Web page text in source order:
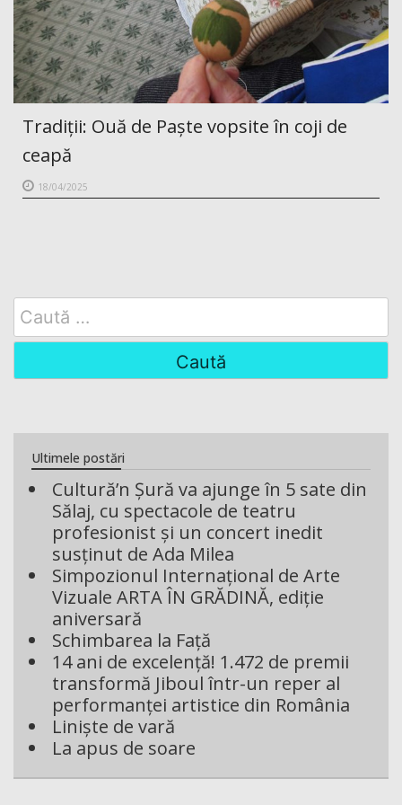
Tradiții: Ouă de Paște vopsite în coji de
ceapă
18/04/2025
Search
for:
Ultimele postări
Cultură’n Șură va ajunge în 5 sate din
Sălaj, cu spectacole de teatru
profesionist și un concert inedit
susținut de Ada Milea
Simpozionul Internațional de Arte
Vizuale ARTA ÎN GRĂDINĂ, ediție
aniversară
Schimbarea la Față
14 ani de excelență! 1.472 de premii
transformă Jiboul într-un reper al
performanței artistice din România
Liniște de vară
La apus de soare